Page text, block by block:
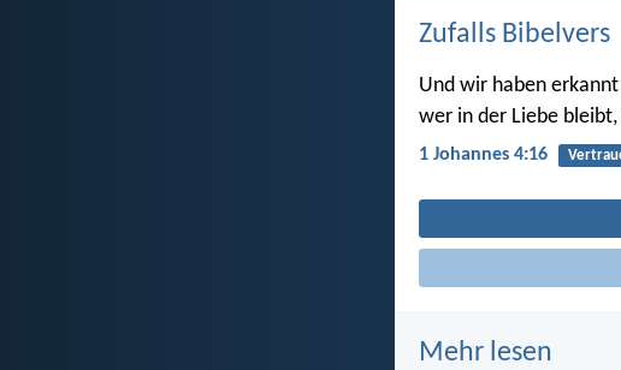
Zufalls Bibelvers
Und wir haben
wer in der Liebe
1 Johannes 4:16
Mehr lesen